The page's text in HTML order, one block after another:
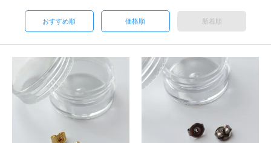
おすすめ順 価格順 新着順